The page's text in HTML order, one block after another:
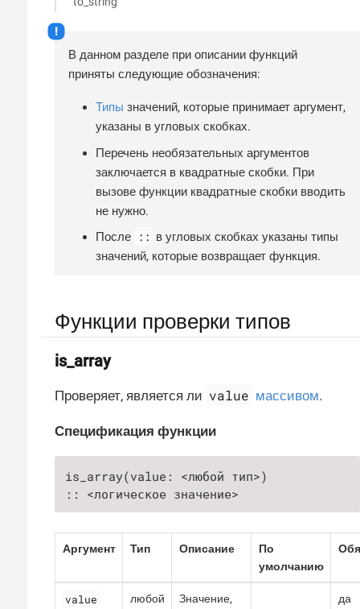
В данном разделе при описании функций
приняты следующие обозначения:
Типы значений, которые принимает аргумент,
указаны в угловых скобках.
Перечень необязательных аргументов
заключается в квадратные скобки. При
вызове функции квадратные скобки вводить
не нужно.
После
:: в угловых скобках указаны типы
значений, которые возвращает функция.
Функции проверки типов
is_array
Проверяет, является ли value массивом.
Спецификация функции
is_array(value: <любой тип>)
:: <логическое значение>
Аргумент Тип Описание
По
умолчанию
value любой
Значение,
да